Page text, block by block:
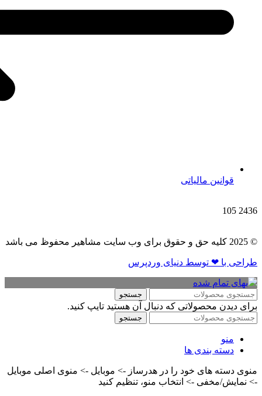
قوانین مالیاتی
2436
105
© 2025 کلیه حق و حقوق برای وب سایت مشاهیر محفوظ می باشد
طراحی با ❤ توسط​ دنیای وردپرس
جستجو
برای دیدن محصولاتی که دنبال آن هستید تایپ کنید.
جستجو
منو
دسته بندی ها
منوی دسته های خود را در هدرساز -> موبایل -> منوی اصلی موبایل
-> نمایش/مخفی -> انتخاب منو، تنظیم کنید